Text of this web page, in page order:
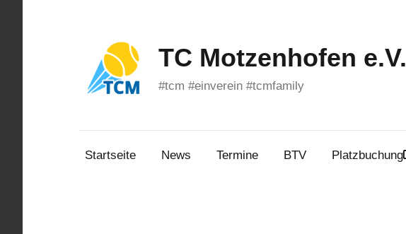
TC Motzenhofen e.V.
#tcm #einverein #tcmfamily
Startseite News Termine BTV Platzbuchung